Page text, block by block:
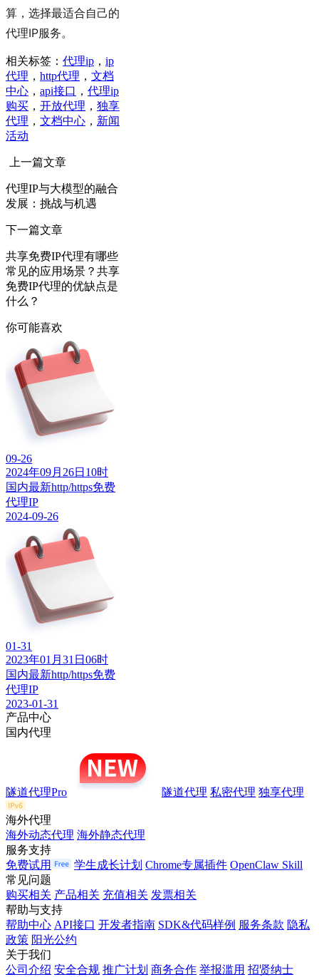
算，选择最适合自己的
代理IP服务。
相关标签： 代理ip ， ip
代理 ， http代理 ， 文档
中心 ， api接口 ， 代理ip
购买 ， 开放代理 ， 独享
代理 ， 文档中心 ， 新闻
活动
上一篇文章
代理IP与大模型的融合
发展：挑战与机遇
下一篇文章
共享免费IP代理有哪些
常见的应用场景？共享
免费IP代理的优缺点是
什么？
你可能喜欢
09-26
2024年09月26日10时
国内最新http/https免费
代理IP
2024-09-26
01-31
2023年01月31日06时
国内最新http/https免费
代理IP
2023-01-31
产品中心
国内代理
隧道代理Pro 隧道代理 私密代理 独享代理
海外代理
海外动态代理 海外静态代理
服务支持
免费试用
学生成长计划 Chrome专属插件 OpenClaw Skill
常见问题
购买相关 产品相关 充值相关 发票相关
帮助与支持
帮助中心 API接口 开发者指南 SDK&代码样例 服务条款 隐私
政策 阳光公约
关于我们
公司介绍 安全合规 推广计划 商务合作 举报滥用 招贤纳士